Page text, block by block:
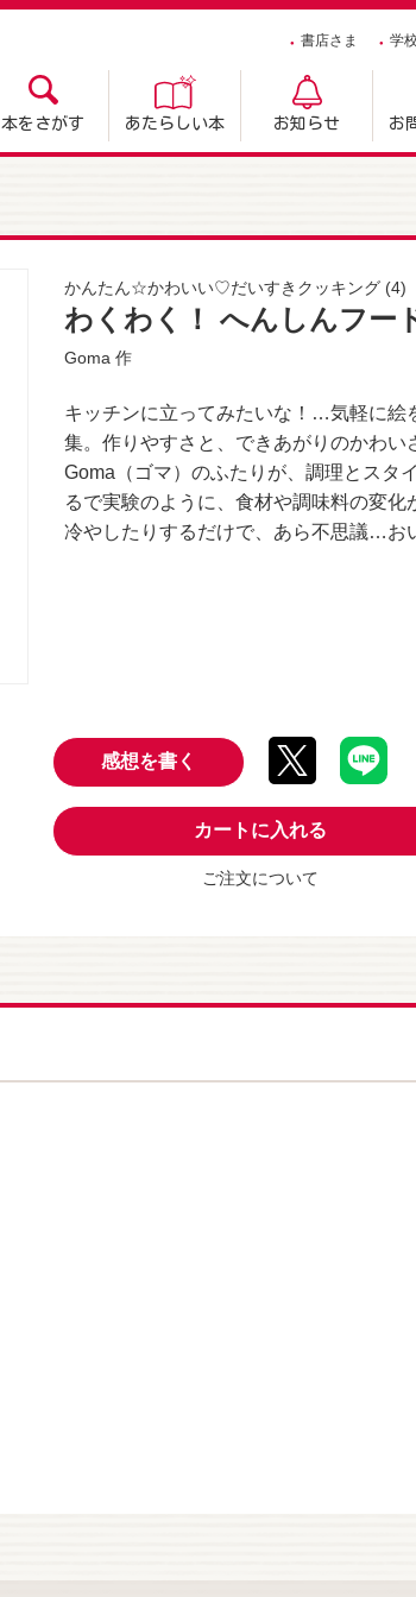
書店さま 学
本をさがす あたらしい本 お知らせ お
かんたん☆かわいい♡だいすきクッキング (4)
わくわく！ へんしんフー
Goma 作
キッチンに立ってみたいな！…気軽に絵
集。作りやすさと、できあがりのかわ
Goma（ゴマ）のふたりが、調理とスタ
るで実験のように、食材や調味料の変
冷やしたりするだけで、あら不思議…お
感想を書く
カートに入れる
ご注文について